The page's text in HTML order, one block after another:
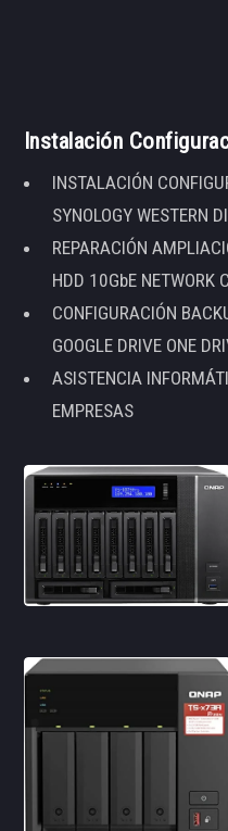
Instalación
INSTALACIÓN
SYNOLOGY WESTERN
REPARACIÓN
HDD 10GbE NETWORK
CONFIGURACIÓN
GOOGLE DRIVE ONE
ASISTENCIA
EMPRESAS